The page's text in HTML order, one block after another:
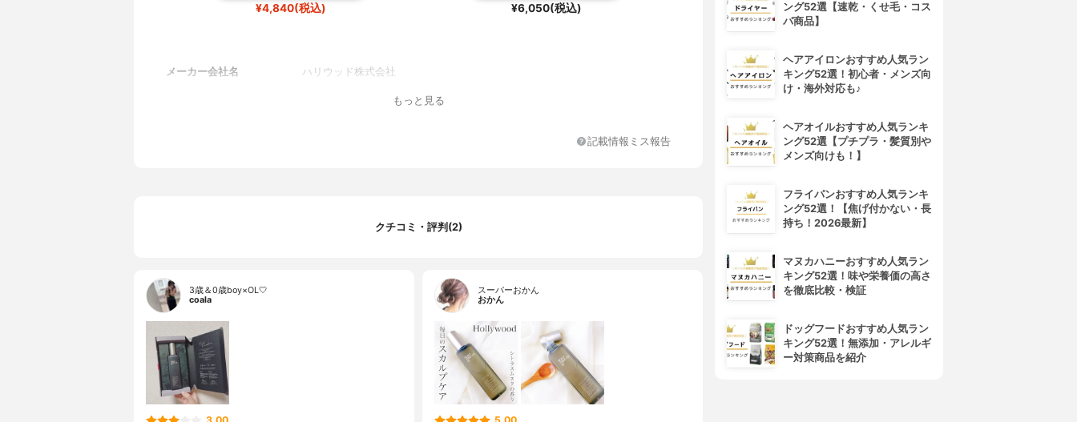
¥4,840(税込) ¥6,050(税込)
メーカー会社名 ハリウッド株式会社
もっと見る
記載情報ミス報告
クチコミ・評判(2)
3歳＆0歳boy×OL🤍
coala
スーパーおかん
おかん
ング52選【速乾・くせ毛・コス
パ商品】
ヘアアイロンおすすめ人気ラン
キング52選！初心者・メンズ向
け・海外対応も♪
ヘアオイルおすすめ人気ランキ
ング52選【プチプラ・髪質別や
メンズ向けも！】
フライパンおすすめ人気ランキ
ング52選！【焦げ付かない・長
持ち！2026最新】
マヌカハニーおすすめ人気ラン
キング52選！味や栄養価の高さ
を徹底比較・検証
ドッグフードおすすめ人気ラン
キング52選！無添加・アレルギ
ー対策商品を紹介